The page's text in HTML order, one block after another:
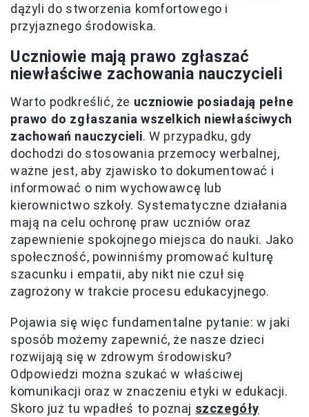
dążyli do stworzenia komfortowego i
przyjaznego środowiska.
Uczniowie mają prawo zgłaszać
niewłaściwe zachowania nauczycieli
Warto podkreślić, że uczniowie posiadają pełne
prawo do zgłaszania wszelkich niewłaściwych
zachowań nauczycieli. W przypadku, gdy
dochodzi do stosowania przemocy werbalnej,
ważne jest, aby zjawisko to dokumentować i
informować o nim wychowawcę lub
kierownictwo szkoły. Systematyczne działania
mają na celu ochronę praw uczniów oraz
zapewnienie spokojnego miejsca do nauki. Jako
społeczność, powinniśmy promować kulturę
szacunku i empatii, aby nikt nie czuł się
zagrożony w trakcie procesu edukacyjnego.
Pojawia się więc fundamentalne pytanie: w jaki
sposób możemy zapewnić, że nasze dzieci
rozwijają się w zdrowym środowisku?
Odpowiedzi można szukać w właściwej
komunikacji oraz w znaczeniu etyki w edukacji.
Skoro już tu wpadłeś to poznaj szczegóły